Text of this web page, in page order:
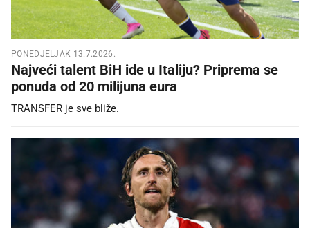
PONEDJELJAK 13.7.2026.
Najveći talent BiH ide u Italiju? Priprema se
ponuda od 20 milijuna eura
TRANSFER je sve bliže.